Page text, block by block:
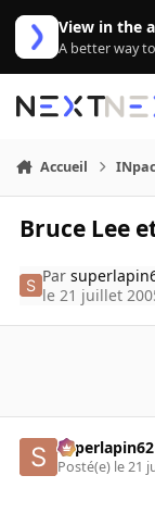
Aller au contenu
View in the
A better way
Accueil
Bruce Lee
Par
le 21 juillet
superlapin62
Posté(e) le 21